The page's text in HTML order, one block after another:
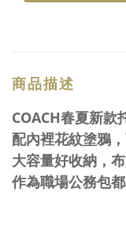
商品描述
COACH春夏新款
配內裡花紋塗鴉
大容量好收納，
作為職場公務包都